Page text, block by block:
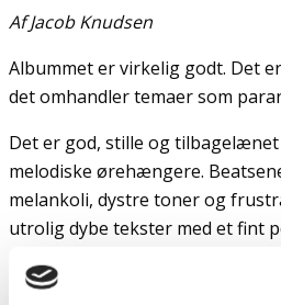
Af Jacob Knudsen
Albummet er virkelig godt. Det
det omhandler temaer som
Det er god, stille og
melodiske ørehængere.
melankoli, dystre toner og
utrolig dybe tekster med et fint
Det er en glimrende